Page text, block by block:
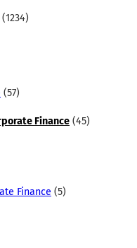
(1234)
(57)
Finance (45)
Finance (5)